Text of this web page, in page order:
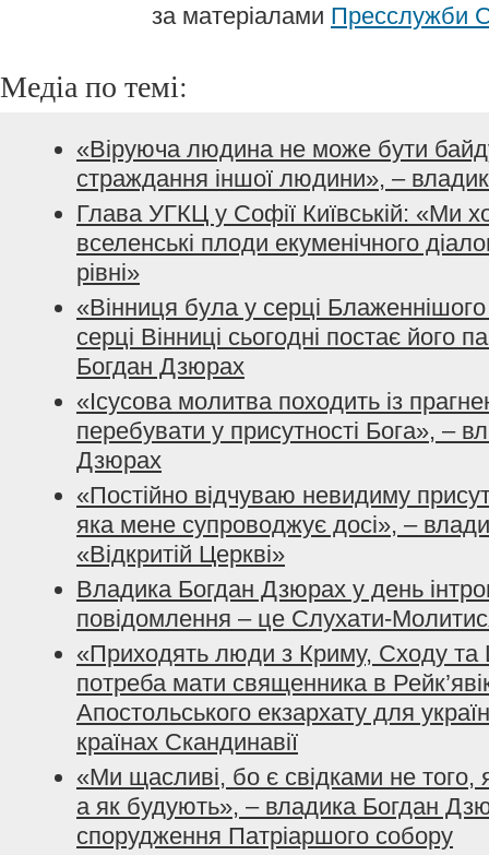
за матеріалами Пресслужби
Медіа по темі:
«Віруюча людина не може бути
страждання іншої людини», –
Глава УГКЦ у Софії Київській: «Ми
вселенські плоди екуменічного
рівні»
«Вінниця була у серці
серці Вінниці сьогодні постає його
Богдан Дзюрах
«Ісусова молитва походить із
перебувати у присутності Бога», –
Дзюрах
«Постійно відчуваю невидиму
яка мене супроводжує досі», –
«Відкритій Церкві»
Владика Богдан Дзюрах у день
повідомлення – це Слухати-
«Приходять люди з Криму, Сходу та
потреба мати священника в
Апостольського екзархату для
країнах Скандинавії
«Ми щасливі, бо є свідками не того,
а як будують», – владика Богдан
спорудження Патріаршого собору